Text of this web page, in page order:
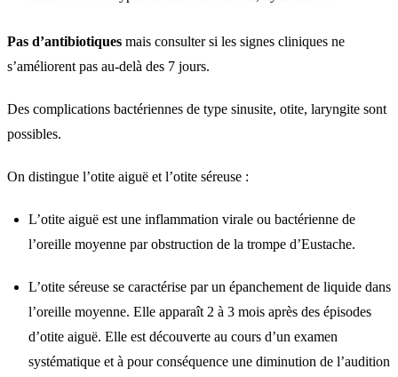
Pas d’antibiotiques mais consulter si les signes cliniques ne
s’améliorent pas au-delà des 7 jours.
Des complications bactériennes de type sinusite, otite, laryngite sont
possibles.
On distingue l’otite aiguë et l’otite séreuse :
L’otite aiguë est une inflammation virale ou bactérienne de
l’oreille moyenne par obstruction de la trompe d’Eustache.
L’otite séreuse se caractérise par un épanchement de liquide dans
l’oreille moyenne. Elle apparaît 2 à 3 mois après des épisodes
d’otite aiguë. Elle est découverte au cours d’un examen
systématique et à pour conséquence une diminution de l’audition